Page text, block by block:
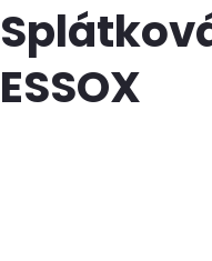
ESSOX